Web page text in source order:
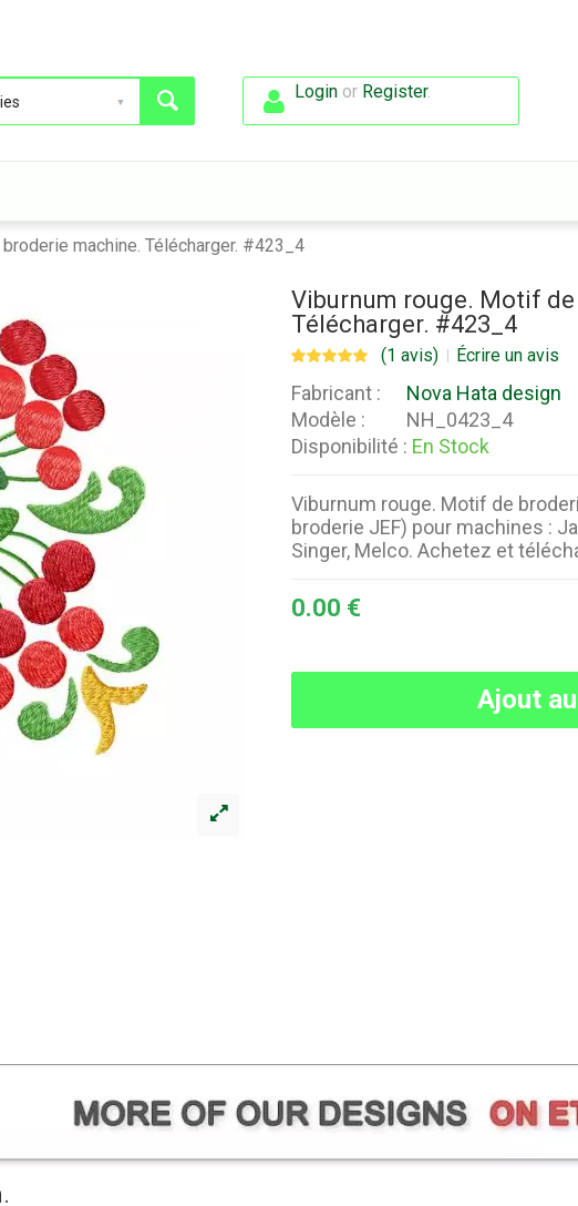
Loginor Register.
machine. Télécharger. #423_4
Viburnum rouge. Motif
Télécharger. #423_4
(1 avis) Écrire un avis
Fabricant :
Nova Hata design
Modèle :
NH_0423_4
Disponibilité : En Stock
Viburnum rouge. Motif de
broderie JEF) pour machines :
Singer, Melco. Achetez et
0.00 €
Ajout